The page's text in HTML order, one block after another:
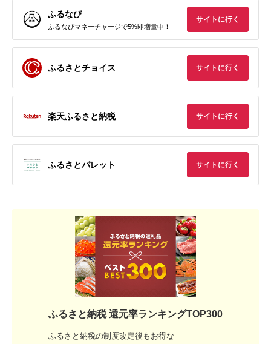
ふるなび
ふるなびマネーチャージで5%即増量中！
サイトに行く
ふるさとチョイス サイトに行く
楽天ふるさと納税 サイトに行く
ふるさとパレット サイトに行く
ふるさと納税 還元率ランキングTOP300
ふるさと納税の制度改定後もお得な